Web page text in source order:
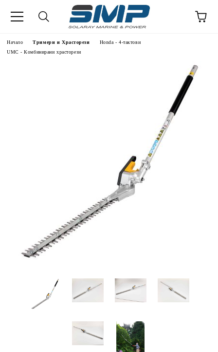
Начало Тримери и Храсторези
Honda - 4-тактови
UMC - Комбинирани храсторези